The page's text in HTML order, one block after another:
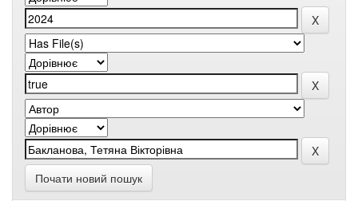
Почати новий пошук